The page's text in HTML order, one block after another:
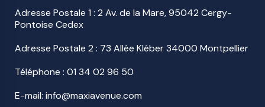
Adresse Postale 1 : 2 Av. de la Mare, 95042 Cergy-
Pontoise Cedex
Adresse Postale 2 : 73 Allée Kléber 34000 Montpellier
Téléphone : 01 34 02 96 50
E-mail: info@maxiavenue.com